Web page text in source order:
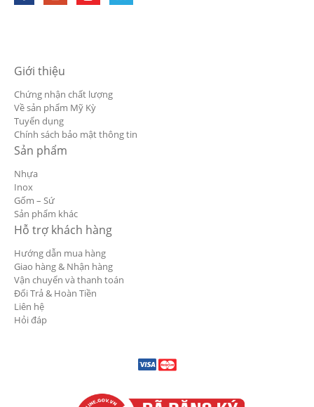
Giới thiệu
Chứng nhận chất lượng
Về sản phẩm Mỹ Kỳ
Tuyển dụng
Chính sách bảo mật thông tin
Sản phẩm
Nhựa
Inox
Gốm – Sứ
Sản phẩm khác
Hỗ trợ khách hàng
Hướng dẫn mua hàng
Giao hàng & Nhận hàng
Vận chuyển và thanh toán
Đổi Trả & Hoàn Tiền
Liên hệ
Hỏi đáp